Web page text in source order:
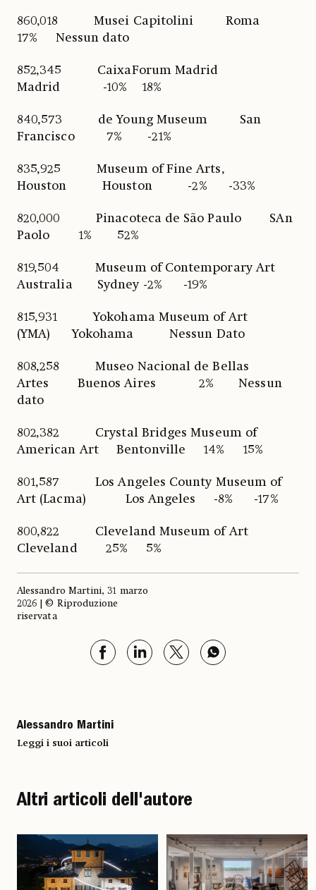
860,018 Musei Capitolini Roma
17% Nessun dato
852,345 CaixaForum Madrid
Madrid -10% 18%
840,573 de Young Museum San
Francisco 7% -21%
835,925 Museum of Fine Arts,
Houston Houston -2% -33%
820,000 Pinacoteca de São Paulo SAn
Paolo 1% 52%
819,504 Museum of Contemporary Art
Australia Sydney -2% -19%
815,931 Yokohama Museum of Art
(YMA) Yokohama Nessun Dato
808,258 Museo Nacional de Bellas
Artes Buenos Aires 2% Nessun
dato
802,382 Crystal Bridges Museum of
American Art Bentonville 14% 15%
801,587 Los Angeles County Museum of
Art (Lacma) Los Angeles -8% -17%
800,822 Cleveland Museum of Art
Cleveland 25% 5%
Alessandro Martini, 31 marzo
2026 | © Riproduzione
riservata
Alessandro Martini
Leggi i suoi articoli
Altri articoli dell'autore